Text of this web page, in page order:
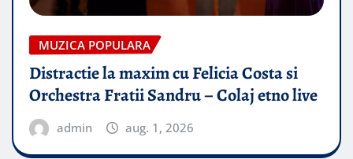
MUZICA POPULARA
Distractie la maxim cu Felicia Costa si
Orchestra Fratii Sandru – Colaj etno live
admin aug. 1, 2026